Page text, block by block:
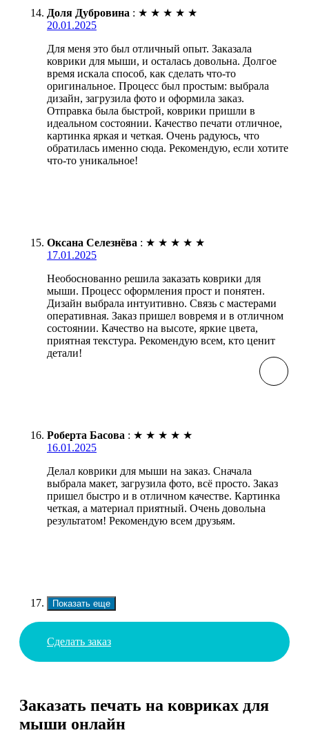
Доля Дубровина : ★ ★ ★ ★ ★
20.01.2025
Для меня это был отличный опыт. Заказала
коврики для мыши, и осталась довольна. Долгое
время искала способ, как сделать что-то
оригинальное. Процесс был простым: выбрала
дизайн, загрузила фото и оформила заказ.
Отправка была быстрой, коврики пришли в
идеальном состоянии. Качество печати отличное,
картинка яркая и четкая. Очень радуюсь, что
обратилась именно сюда. Рекомендую, если хотите
что-то уникальное!
Оксана Селезнёва : ★ ★ ★ ★ ★
17.01.2025
Необоснованно решила заказать коврики для
мыши. Процесс оформления прост и понятен.
Дизайн выбрала интуитивно. Связь с мастерами
оперативная. Заказ пришел вовремя и в отличном
состоянии. Качество на высоте, яркие цвета,
приятная текстура. Рекомендую всем, кто ценит
детали!
Роберта Басова : ★ ★ ★ ★ ★
16.01.2025
Делал коврики для мыши на заказ. Сначала
выбрала макет, загрузила фото, всё просто. Заказ
пришел быстро и в отличном качестве. Картинка
четкая, а материал приятный. Очень довольна
результатом! Рекомендую всем друзьям.
Показать еще
Сделать заказ
Заказать печать на ковриках для
мыши онлайн